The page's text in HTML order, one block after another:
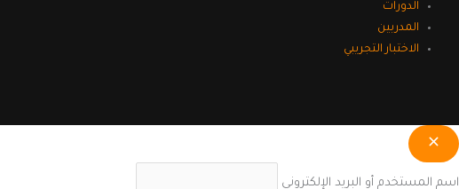
الدورات
المدربين
الاختبار التجريبي
اسم المستخدم أو البريد الإلكتروني